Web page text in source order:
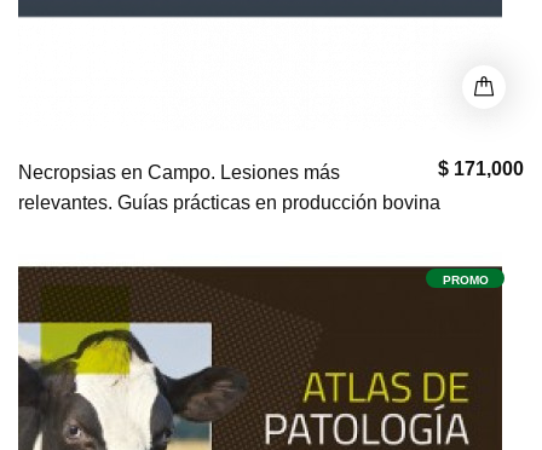
$ 171,000
Necropsias en Campo. Lesiones más
relevantes. Guías prácticas en producción bovina
PROMO